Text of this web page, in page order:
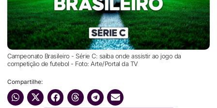
Campeonato Brasileiro - Série C: saiba onde assistir ao jogo da
competição de futebol - Foto: Arte/Portal da TV
Compartilhe: